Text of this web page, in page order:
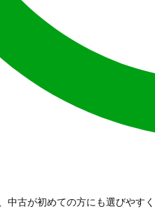
中古が初めての方にも選びやす